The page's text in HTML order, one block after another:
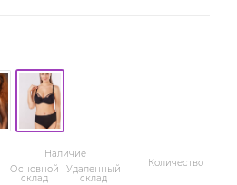
Наличие
Основной
склад
Удаленный
склад
Количество